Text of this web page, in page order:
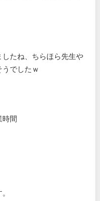
たね、ちらほら先生や
でしたｗ
間